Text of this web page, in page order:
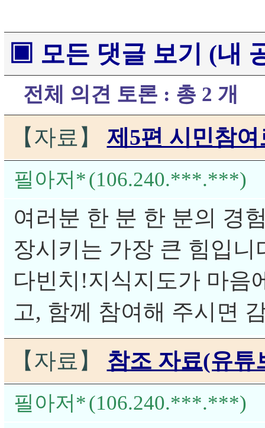
▣ 모든 댓글 보기 (내
전체 의견 토론 : 총 2 개
【자료】 제5편 시민참여
필아저*(106.240.***.***)
여러분 한 분 한 분의 경
장시키는 가장 큰 힘입니
다빈치!지식지도가 마음
고, 함께 참여해 주시면
【자료】
참조 자료(유튜
필아저*(106.240.***.***)